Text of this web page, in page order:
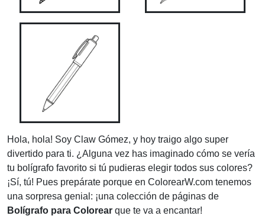
Hola, hola! Soy Claw Gómez, y hoy traigo algo super
divertido para ti. ¿Alguna vez has imaginado cómo se vería
tu bolígrafo favorito si tú pudieras elegir todos sus colores?
¡Sí, tú! Pues prepárate porque en ColorearW.com tenemos
una sorpresa genial: ¡una colección de páginas de
Bolígrafo para Colorear que te va a encantar!